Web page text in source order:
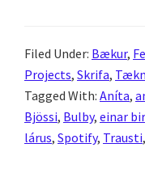
Filed Under: Bækur,
Projects, Skrifa,
Tagged With: Aníta,
Bjössi, Bulby, einar
lárus, Spotify, Trausti,